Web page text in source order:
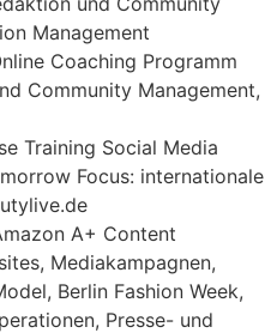
Manage­ment
Coa­ching Pro­gramm
Com­mu­ni­ty Manage­ment,
Trai­ning Social Media
Focus: inter­na­tio­na­le
A+ Con­tent
Media­kam­pa­gnen,
Ber­lin Fashion Week,
Pres­se- und